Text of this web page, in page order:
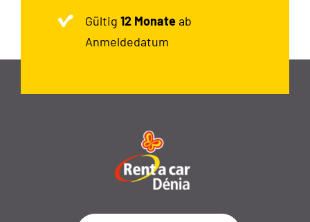
Gültig12 Monateab
Anmeldedatum